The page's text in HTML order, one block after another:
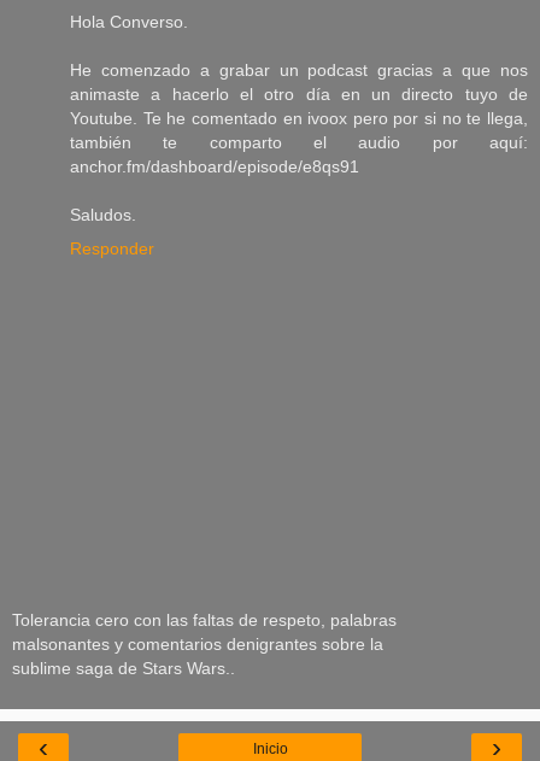
Hola Converso.
He comenzado a grabar un podcast gracias a que nos
animaste a hacerlo el otro día en un directo tuyo de
Youtube. Te he comentado en ivoox pero por si no te llega,
también te comparto el audio por aquí:
anchor.fm/dashboard/episode/e8qs91
Saludos.
Responder
Tolerancia cero con las faltas de respeto, palabras
malsonantes y comentarios denigrantes sobre la
sublime saga de Stars Wars..
‹ ›
Inicio